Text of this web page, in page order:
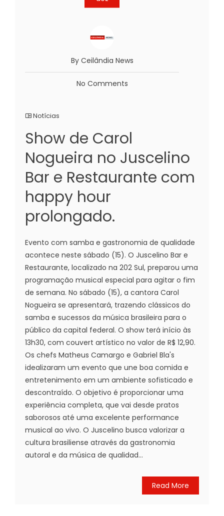
By Ceilândia News
No Comments
Notícias
Show de Carol
Nogueira no Juscelino
Bar e Restaurante com
happy hour
prolongado.
Evento com samba e gastronomia de qualidade
acontece neste sábado (15). O Juscelino Bar e
Restaurante, localizado na 202 Sul, preparou uma
programação musical especial para agitar o fim
de semana. No sábado (15), a cantora Carol
Nogueira se apresentará, trazendo clássicos do
samba e sucessos da música brasileira para o
público da capital federal. O show terá início às
13h30, com couvert artístico no valor de R$ 12,90.
Os chefs Matheus Camargo e Gabriel Bla's
idealizaram um evento que une boa comida e
entretenimento em um ambiente sofisticado e
descontraído. O objetivo é proporcionar uma
experiência completa, que vai desde pratos
saborosos até uma excelente performance
musical ao vivo. O Juscelino busca valorizar a
cultura brasiliense através da gastronomia
autoral e da música de qualidad...
Read More